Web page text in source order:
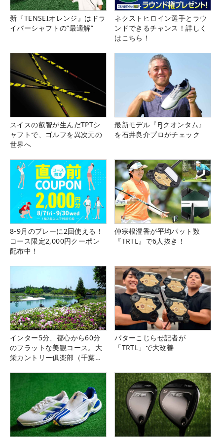
新『TENSEIオレンジ』はドラ
イバーシャフトの“最適解”
ネクストヒロイン選手とラウ
ンドできるチャンス！詳しく
はこちら！
スイスの叡智が生んだTPTシ
ャフトで、ゴルフを異次元の
世界へ
最新モデル『FJクオンタム』
を石井良介プロがチェック
8-9月のプレーに2回使える！
コース限定2,000円クーポン
配布中！
仲宗根澄香が平均パット数
『TRTL』で6人抜き！
インター5分、都心から60分
のフラットな美観コース。大
栄カントリー俱楽部（千葉
パターこじらせ記者が
「TRTL」で大改善